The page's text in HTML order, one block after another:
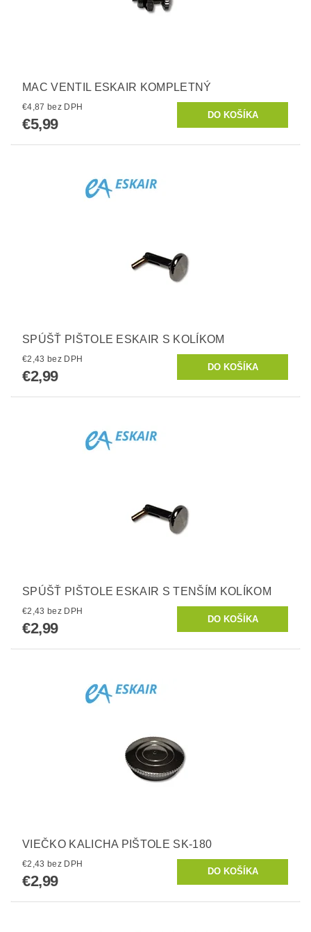
MAC VENTIL ESKAIR KOMPLETNÝ
€4,87 bez DPH
€5,99
SPÚŠŤ PIŠTOLE ESKAIR S KOLÍKOM
€2,43 bez DPH
€2,99
SPÚŠŤ PIŠTOLE ESKAIR S TENŠÍM KOLÍKOM
€2,43 bez DPH
€2,99
VIEČKO KALICHA PIŠTOLE SK-180
€2,43 bez DPH
€2,99